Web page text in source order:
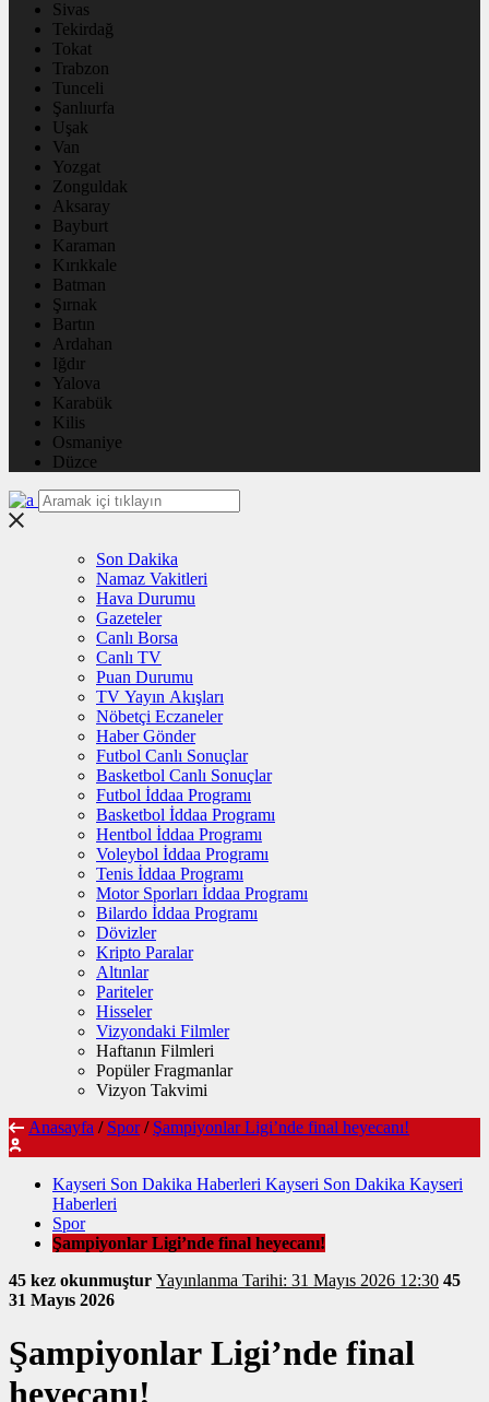
Sivas
Tekirdağ
Tokat
Trabzon
Tunceli
Şanlıurfa
Uşak
Van
Yozgat
Zonguldak
Aksaray
Bayburt
Karaman
Kırıkkale
Batman
Şırnak
Bartın
Ardahan
Iğdır
Yalova
Karabük
Kilis
Osmaniye
Düzce
Son Dakika
Namaz Vakitleri
Hava Durumu
Gazeteler
Canlı Borsa
Canlı TV
Puan Durumu
TV Yayın Akışları
Nöbetçi Eczaneler
Haber Gönder
Futbol Canlı Sonuçlar
Basketbol Canlı Sonuçlar
Futbol İddaa Programı
Basketbol İddaa Programı
Hentbol İddaa Programı
Voleybol İddaa Programı
Tenis İddaa Programı
Motor Sporları İddaa Programı
Bilardo İddaa Programı
Dövizler
Kripto Paralar
Altınlar
Pariteler
Hisseler
Vizyondaki Filmler
Haftanın Filmleri
Popüler Fragmanlar
Vizyon Takvimi
Anasayfa / Spor / Şampiyonlar Ligi’nde final heyecanı!
Kayseri Son Dakika Haberleri Kayseri Son Dakika Kayseri
Haberleri
Spor
Şampiyonlar Ligi’nde final heyecanı!
45 kez okunmuştur
Yayınlanma Tarihi: 31 Mayıs 2026 12:30 45
31 Mayıs 2026
Şampiyonlar Ligi’nde final
heyecanı!